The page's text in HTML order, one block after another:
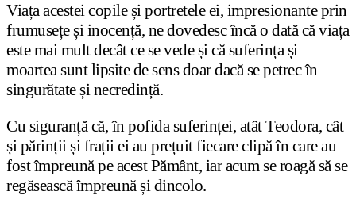
Viața acestei copile și portretele ei, impresionante prin
frumusețe și inocență, ne dovedesc încă o dată că viața
este mai mult decât ce se vede și că suferința și
moartea sunt lipsite de sens doar dacă se petrec în
singurătate și necredință.
Cu siguranță că, în pofida suferinței, atât Teodora, cât
și părinții și frații ei au prețuit fiecare clipă în care au
fost împreună pe acest Pământ, iar acum se roagă să se
regăsească împreună și dincolo.